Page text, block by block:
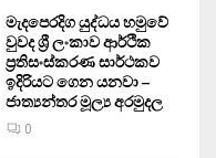
මැදපෙරදිග යුද්ධය හමුවේ
වුවද ශ්‍රී ලංකාව ආර්ථික
ප්‍රතිසංස්කරණ සාර්ථකව
ඉදිරියට ගෙන යනවා –
ජාත්‍යන්තර මූල්‍ය අරමුදල
0